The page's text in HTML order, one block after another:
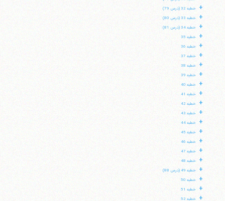
+ خطبه 32 (درس 79)
+ خطبه 33 (درس 80)
+ خطبه 34 (درس 81)
+ خطبه 35
+ خطبه 36
+ خطبه 37
+ خطبه 38
+ خطبه 39
+ خطبه 40
+ خطبه 41
+ خطبه 42
+ خطبه 43
+ خطبه 44
+ خطبه 45
+ خطبه 46
+ خطبه 47
+ خطبه 48
+ خطبه 49 (درس 88)
+ خطبه 50
+ خطبه 51
+ خطبه 52